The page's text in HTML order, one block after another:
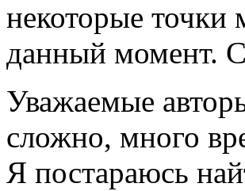
некоторые точки
данный момент.
Уважаемые
сложно, много
Я постараюсь